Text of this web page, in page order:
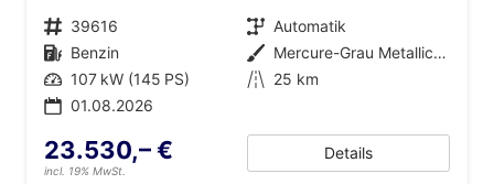
Fahrzeugnr. 39616 Getriebe Automatik
Kraftstoff Benzin Außenfarbe
Mercure-Grau Metallic mit schwarzem Dach
Leistung 107 kW (145 PS) Kilometerstand 25 km
01.08.2026
23.530,– €
incl. 19% MwSt.
Details